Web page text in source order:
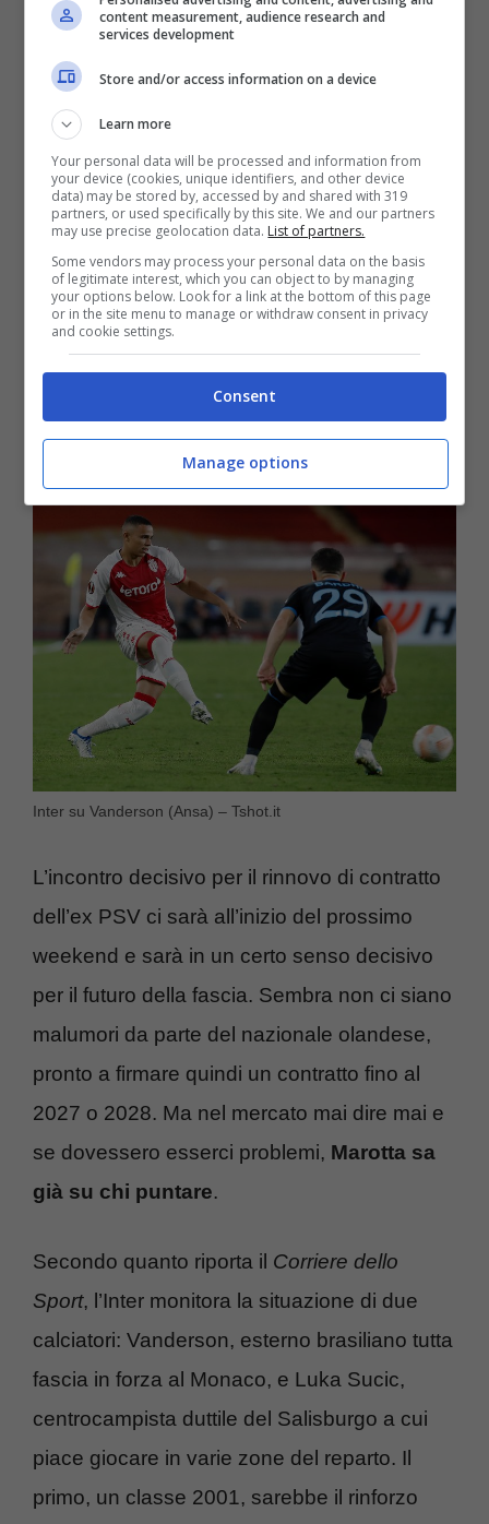
L’ad nerazzurro, come sempre, non si lascia
sfuggire potenziali parametri zero da poter
mettere sotto contratto, in questa finestra di
mercato o più in avanti. I vari Zielinski e
Taremi erano sotto osservazione da tempo,
ma il loro acquisto è andato a buon fine
soltanto dopo un grande lavoro contrattuale.
Pazienza è la parola d’ordine secondo
Marotta, il quale sta studiando tutti i possibili
scenari in caso di complicazione del rinnovo
di Denzel Dumfries di cui si parla da tanto
tempo.
Inter su Vanderson (Ansa) – Tshot.it
L’incontro decisivo per il rinnovo di contratto
dell’ex PSV ci sarà all’inizio del prossimo
weekend e sarà in un certo senso decisivo
per il futuro della fascia. Sembra non ci siano
malumori da parte del nazionale olandese,
pronto a firmare quindi un contratto fino al
2027 o 2028. Ma nel mercato mai dire mai e
se dovessero esserci problemi, Marotta sa
già su chi puntare.
Secondo quanto riporta il Corriere dello
Sport, l’Inter monitora la situazione di due
calciatori: Vanderson, esterno brasiliano tutta
fascia in forza al Monaco, e Luka Sucic,
centrocampista duttile del Salisburgo a cui
piace giocare in varie zone del reparto. Il
primo, un classe 2001, sarebbe il rinforzo
content measurement, audience research and
services development
Store and/or access information on a device
Learn more
Your personal data will be processed and information from
your device (cookies, unique identifiers, and other device
data) may be stored by, accessed by and shared with 319
partners, or used specifically by this site. We and our partners
may use precise geolocation data. List of partners.
Some vendors may process your personal data on the basis
of legitimate interest, which you can object to by managing
your options below. Look for a link at the bottom of this page
or in the site menu to manage or withdraw consent in privacy
and cookie settings.
Consent
Manage options